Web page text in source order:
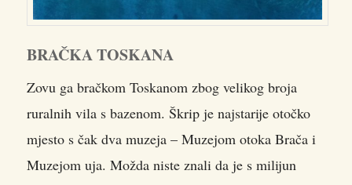
BRAČKA TOSKANA
Zovu ga bračkom Toskanom zbog velikog broja
ruralnih vila s bazenom. Škrip je najstarije otočko
mjesto s čak dva muzeja – Muzejom otoka Brača i
Muzejom uja. Možda niste znali da je s milijun